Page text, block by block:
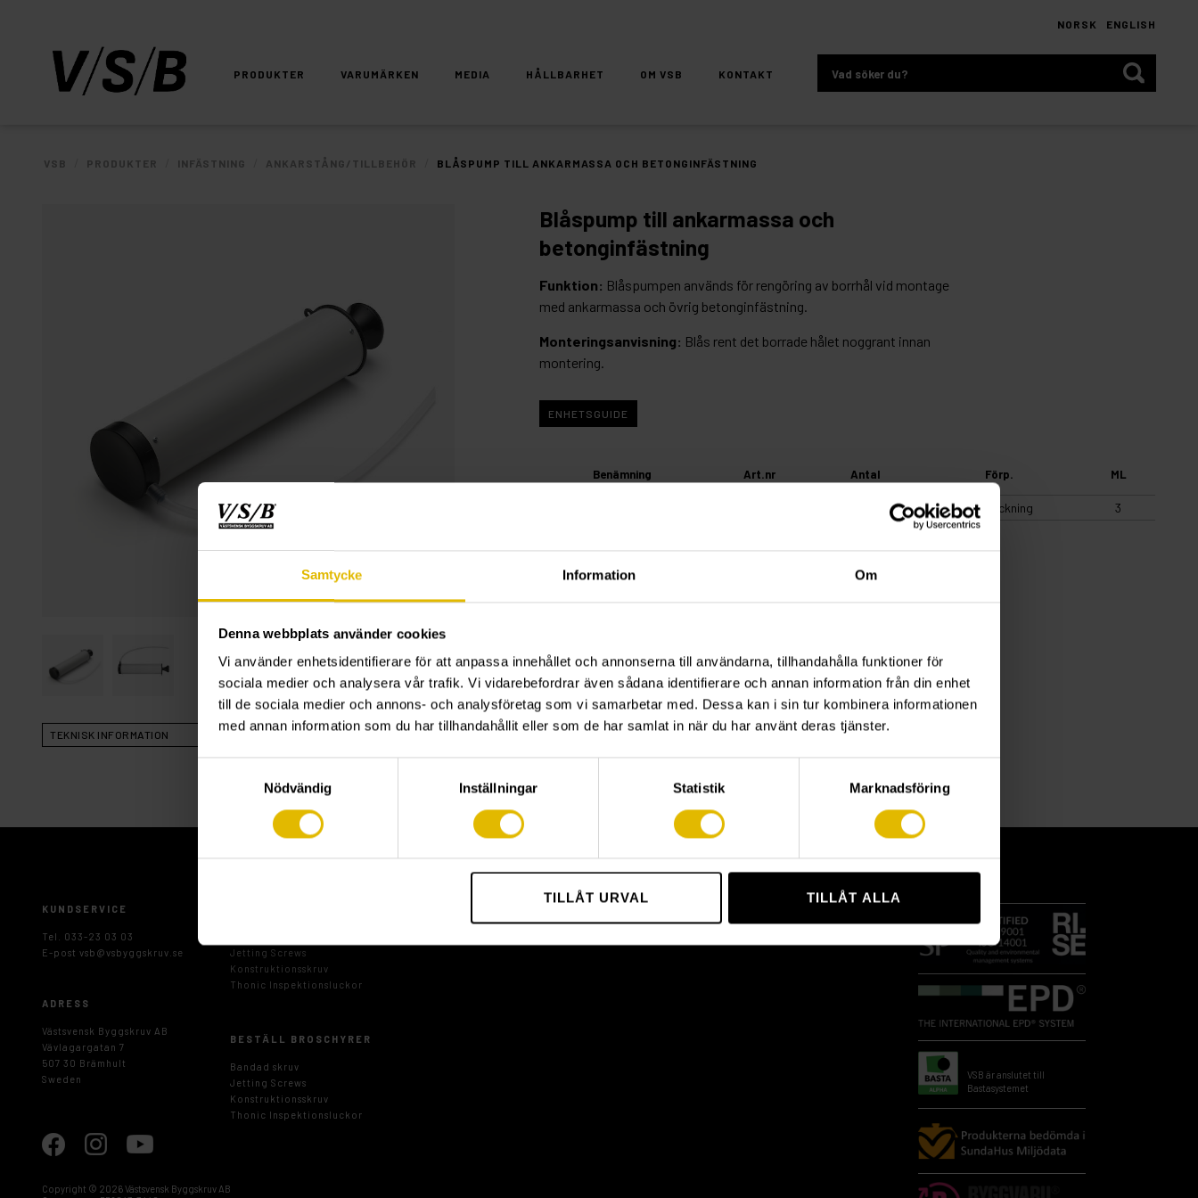
Samtycke Information Om
Denna webbplats använder cookies
Vi använder enhetsidentifierare för att anpassa innehållet och annonserna till användarna, tillhandahålla funktioner för
sociala medier och analysera vår trafik. Vi vidarebefordrar även sådana identifierare och annan information från din enhet
till de sociala medier och annons- och analysföretag som vi samarbetar med. Dessa kan i sin tur kombinera informationen
med annan information som du har tillhandahållit eller som de har samlat in när du har använt deras tjänster.
Nödvändig
Inställningar Statistik Marknadsföring
TILLÅT URVAL TILLÅT ALLA
PRODUKTER VARUMÄRKEN MEDIA HÅLLBARHET OM VSB KONTAKT
söker
du?
NORSK ENGLISH
VSB PRODUKTER INFÄSTNING ANKARSTÅNG/TILLBEHÖR BLÅSPUMP TILL ANKARMASSA OCH BETONGINFÄSTNING
TEKNISK INFORMATION
Blåspump till ankarmassa och
betonginfästning
Funktion: Blåspumpen används för rengöring av borrhål vid montage
med ankarmassa och övrig betonginfästning.
Monteringsanvisning: Blås rent det borrade hålet noggrant innan
montering.
ENHETSGUIDE
Benämning Art.nr Antal Förp. ML
Förpackning 3
KUNDSERVICE
Tel. 033-23 03 03
E-post vsb@vsbyggskruv.se
Jetting Screws
Konstruktionsskruv
Thonic Inspektionsluckor
ADRESS
Västsvensk Byggskruv AB
Vävlagargatan 7
507 30 Brämhult
Sweden
BESTÄLL BROSCHYRER
Bandad skruv
Jetting Screws
Konstruktionsskruv
Thonic Inspektionsluckor
VSB är anslutet till
Bastasystemet
Copyright © 2026 Västsvensk Byggskruv AB